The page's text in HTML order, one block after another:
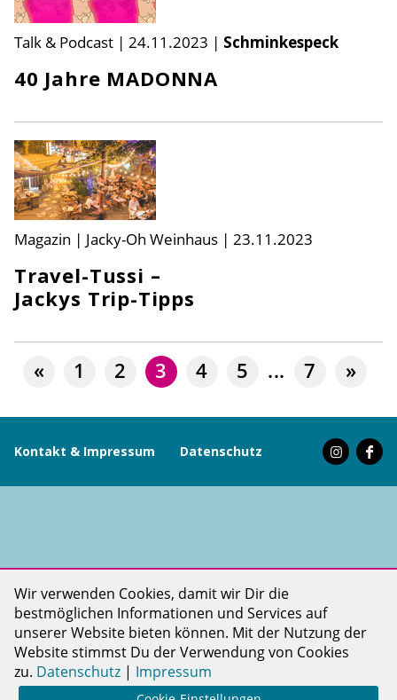
Talk & Podcast | 24.11.2023 | Schminkespeck
40 Jahre MADONNA
Magazin | Jacky-Oh Weinhaus | 23.11.2023
Travel-Tussi –
Jackys Trip-Tipps
« 1 2 3 4 5 ... 7 »
Kontakt & Impressum Datenschutz
Wir verwenden Cookies, damit wir Dir die
bestmöglichen Informationen und Services auf
unserer Website bieten können. Mit der Nutzung der
Website stimmst Du der Verwendung von Cookies
zu. Datenschutz | Impressum